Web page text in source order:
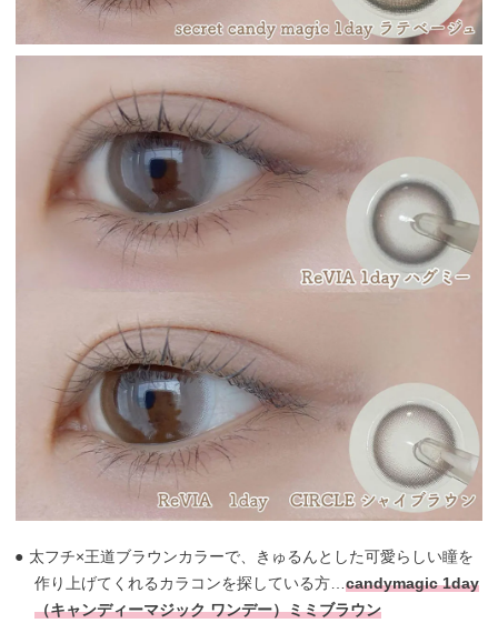
太フチ×王道ブラウンカラーで、きゅるんとした可愛らしい瞳を
作り上げてくれるカラコンを探している方…candymagic 1day
（キャンディーマジック ワンデー）ミミブラウン